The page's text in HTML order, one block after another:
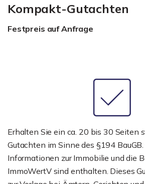
Kompakt-Gutachten
Festpreis auf Anfrage
Erhalten Sie ein ca. 20 bis 30 Seiten
Gutachten im Sinne des §194
Informationen zur Immobilie und die
ImmoWertV sind enthalten. Dieses